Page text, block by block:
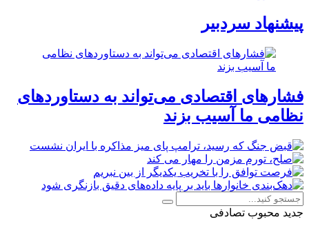
پیشنهاد سردبیر
فشارهای اقتصادی می‌تواند به دستاوردهای
نظامی ما آسیب بزند
جدید محبوب تصادفی